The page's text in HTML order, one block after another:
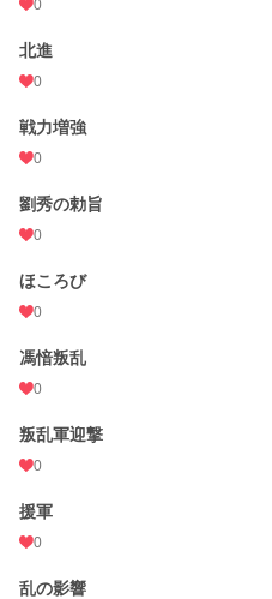
0
北進
0
戦力増強
0
劉秀の勅旨
0
ほころび
0
馮愔叛乱
0
叛乱軍迎撃
0
援軍
0
乱の影響